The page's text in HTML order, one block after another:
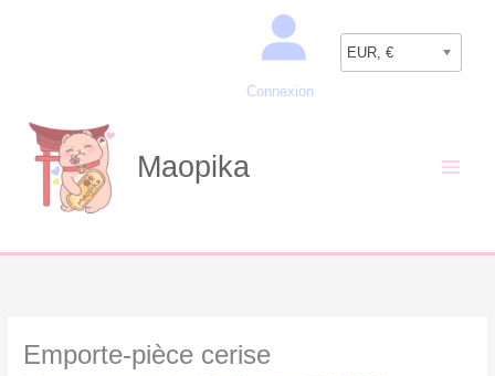
Connexion
EUR, €
Maopika
Emporte-pièce cerise
Recherche